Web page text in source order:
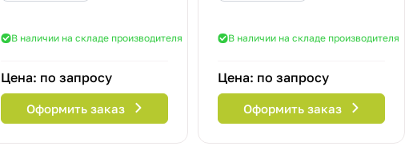
В наличии на складе производителя
Цена: по запросу
Оформить заказ
В наличии на складе производителя
Цена: по запросу
Оформить заказ